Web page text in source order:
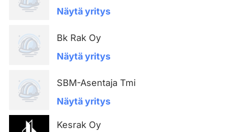
Näytä yritys
Bk Rak Oy
Näytä yritys
SBM-Asentaja Tmi
Näytä yritys
Kesrak Oy